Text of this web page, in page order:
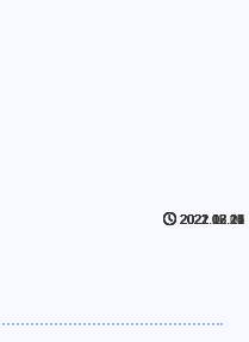
2022.12.21
2022.12.21
2022.12.21
2022.12.20
2021.07.15
2021.06.14
2021.06.07